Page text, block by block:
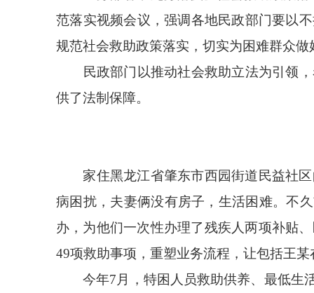
范落实视频会议，强调各地民政部门要以
规范社会救助政策落实，切实为困难群众
民政部门以推动社会救助立法为引领，
供了法制保障。
家住黑龙江省肇东市西园街道民益社区
病困扰，夫妻俩没有房子，生活困难。不
办，为他们一次性办理了残疾人两项补贴
49项救助事项，重塑业务流程，让包括王
今年7月，特困人员救助供养、最低生活